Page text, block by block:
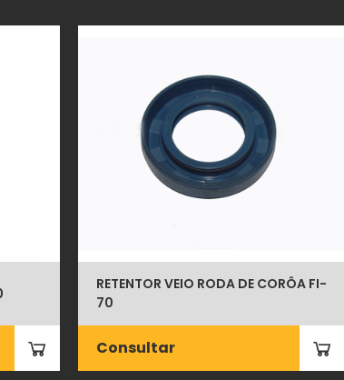
RETENTOR VEIO RODA DE CORÔA FI-
70
Consultar